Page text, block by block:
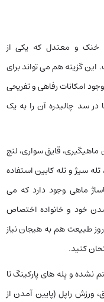
خنک و معتدل که یکی از
گزینه هم می تواند برای
امکانات رفاهی و تفریحی
سد چالیدره آن را به یک
ماهیگیری، قایق سواری، لنج
سیژ و تله کابین استفاده
ماهی وجود دارد که می
خود و خانواده اختصاص
طبیعت هم به هیجان نیاز
کنید.
نشده و پله های پارکینگ تا
ورزش راپل (پایین آمدن از